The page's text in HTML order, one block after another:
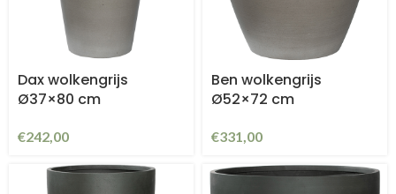
Dax wolkengrijs
Ø37×80 cm
€242,00
Ben wolkengrijs
Ø52×72 cm
€331,00